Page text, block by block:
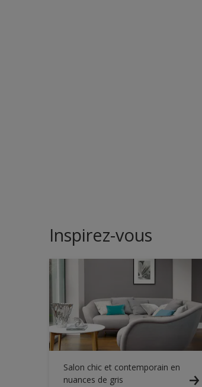
Inspirez-vous
Salon chic et contemporain en
nuances de gris